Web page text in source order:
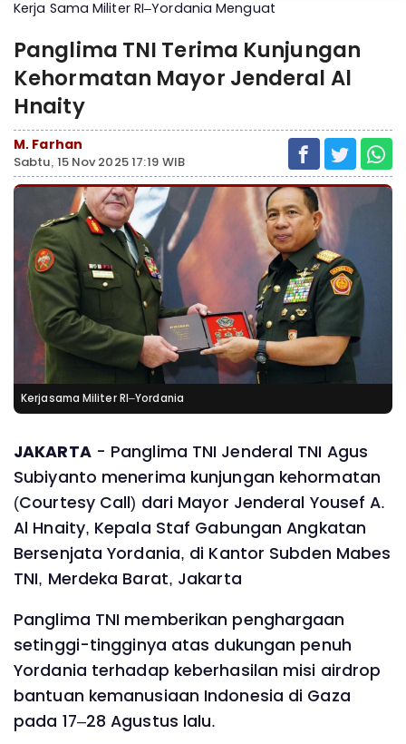
Kerja Sama Militer RI–Yordania Menguat
Panglima TNI Terima Kunjungan
Kehormatan Mayor Jenderal Al
Hnaity
M. Farhan
Sabtu, 15 Nov 2025 17:19 WIB
Kerjasama Militer RI–Yordania
JAKARTA- Panglima TNI Jenderal TNI Agus
Subiyanto menerima kunjungan kehormatan
(Courtesy Call) dari Mayor Jenderal Yousef A.
Al Hnaity, Kepala Staf Gabungan Angkatan
Bersenjata Yordania, di Kantor Subden Mabes
TNI, Merdeka Barat, Jakarta
Panglima TNI memberikan penghargaan
setinggi-tingginya atas dukungan penuh
Yordania terhadap keberhasilan misi airdrop
bantuan kemanusiaan Indonesia di Gaza
pada 17–28 Agustus lalu.